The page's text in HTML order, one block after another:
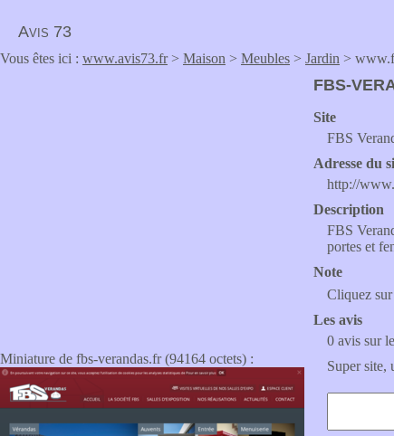
Avis 73
Vous êtes ici : www.avis73.fr> Maison > Meubles > Jardin >
Miniature de fbs-verandas.fr (94164 octets) :
FBS-
Site
FBS
Adresse du
http://
Description
FBS
portes et
Note
Cliquez
Les avis
0 avis sur
Super site,